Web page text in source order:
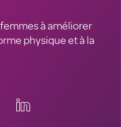
à améliorer
physique et à la